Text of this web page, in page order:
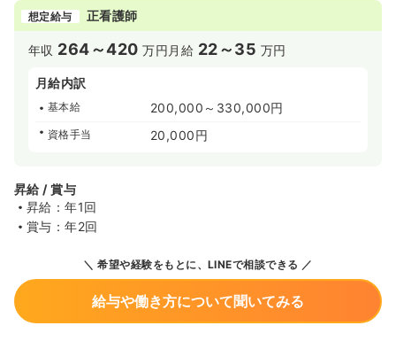
想定給与 正看護師
年収 264～420 万円 月給 22～35 万円
月給内訳
基本給 200,000～330,000円
資格手当 20,000円
昇給 / 賞与
昇給：年1回
賞与：年2回
希望や経験をもとに、LINEで相談できる
給与や働き方について聞いてみる